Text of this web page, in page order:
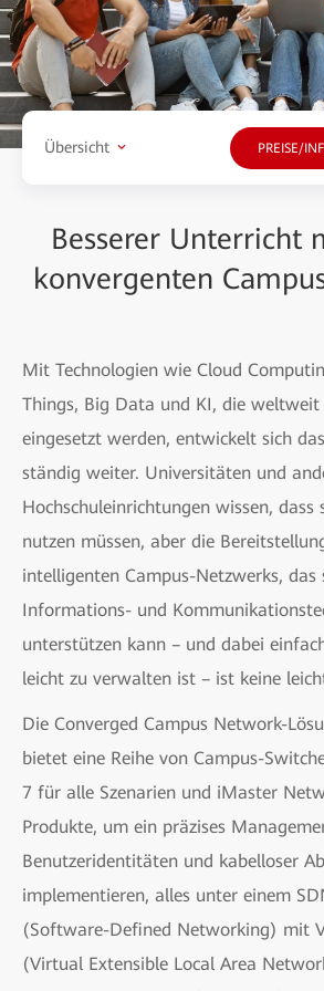
Übersicht PREISE/
Besserer Unterricht
konvergenten
Mit Technologien wie Cloud
Things, Big Data und KI, die weltweit
eingesetzt werden, entwickelt sich
ständig weiter. Universitäten und
Hochschuleinrichtungen wissen, dass
nutzen müssen, aber die
intelligenten Campus-Netzwerks, das
Informations- und
unterstützen kann – und dabei
leicht zu verwalten ist – ist keine
Die Converged Campus Network-
bietet eine Reihe von Campus-
7 für alle Szenarien und iMaster
Produkte, um ein präzises
Benutzeridentitäten und kabelloser
implementieren, alles unter einem
(Software-Defined Networking) mit
(Virtual Extensible Local Area